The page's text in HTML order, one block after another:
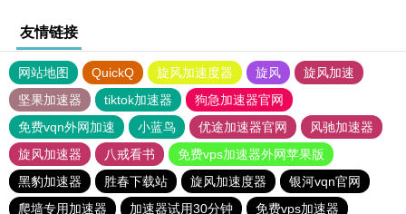
友情链接
网站地图 QuickQ 旋风加速度器 旋风
旋风加速
坚果加速器
tiktok加速器
狗急加速器官网
免费vqn外网加速
小蓝鸟 优途加速器官网
风驰加速器
旋风加速器
八戒看书
免费vps加速器外网苹果版
黑豹加速器
胜春下载站 旋风加速度器
银河vqn官网
爬墙专用加速器
加速器试用30分钟 免费vps加速器